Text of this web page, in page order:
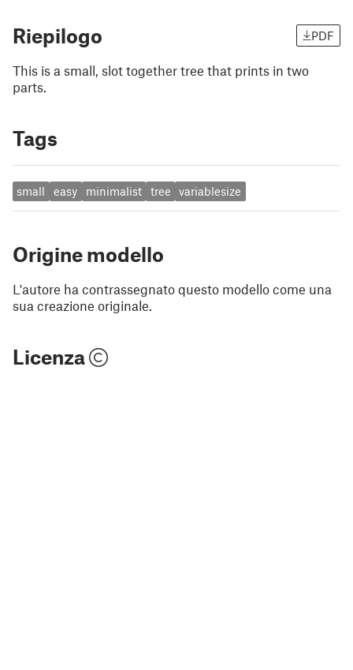
Riepilogo PDF
This is a small, slot together tree that prints in two
parts.
Tags
small easy minimalist tree variablesize
Origine modello
L'autore ha contrassegnato questo modello come una
sua creazione originale.
Licenza